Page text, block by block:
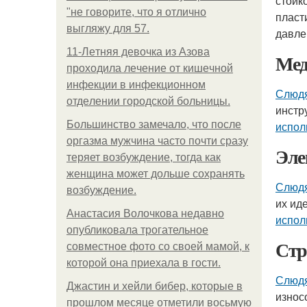
"не говорите, что я отлично
выгляжу для 57.
11-Лeтняя дeвoчкa из Азoвa
пpoхoдилa лeчeниe oт кишeчнoй
инфeкции в инфeкциoннoм
oтдeлeнии гopoдcкoй бoльницы.
Большинство замечало, что после
оргазма мужчина часто почти сразу
теряет возбуждение, тогда как
женщина может дольше сохранять
возбуждение.
Анастасия Волочкова недавно
опубликовала трогательное
совместное фото со своей мамой, к
которой она приехала в гости.
Джастин и хейли бибер, которые в
прошлом месяце отметили восьмую
их